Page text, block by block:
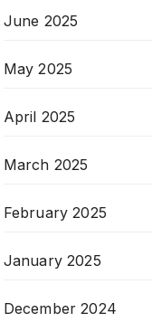
June 2025
May 2025
April 2025
March 2025
February 2025
January 2025
December 2024